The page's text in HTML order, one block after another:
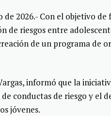
de 2026.- Con el objetivo
de riesgos entre
de un programa de
informó que la
conductas de riesgo y el
jóvenes.